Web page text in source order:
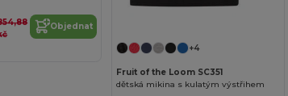
Objednat
+4
Fruit of the Loom SC351
dětská mikina s kulatým výstřihem